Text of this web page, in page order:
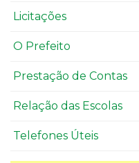
Licitações
O Prefeito
Prestação de Contas
Relação das Escolas
Telefones Úteis